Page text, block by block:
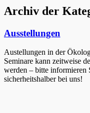
Archiv der
Ausstellungen
Austellungen in der
Seminare kann zeitweise
werden – bitte informieren
sicherheitshalber bei uns!